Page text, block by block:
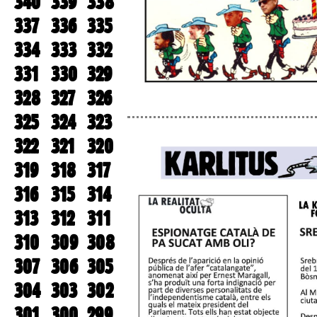
337 336 335
334 333 332
331 330 329
328 327 326
325 324 323
322 321 320
319 318 317
316 315 314
313 312 311
310 309 308
307 306 305
304 303 302